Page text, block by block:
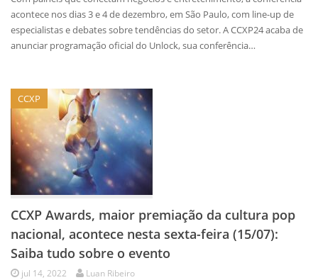
acontece nos dias 3 e 4 de dezembro, em São Paulo, com line-up de
especialistas e debates sobre tendências do setor. A CCXP24 acaba de
anunciar programação oficial do Unlock, sua conferência…
CCXP
CCXP Awards, maior premiação da cultura pop
nacional, acontece nesta sexta-feira (15/07):
Saiba tudo sobre o evento
jul 14, 2022 Luan Ribeiro